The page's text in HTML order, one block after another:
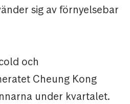
sig av förnyelsebar
och
Cheung Kong
under kvartalet.